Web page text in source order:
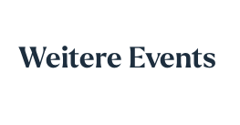
Weitere Events